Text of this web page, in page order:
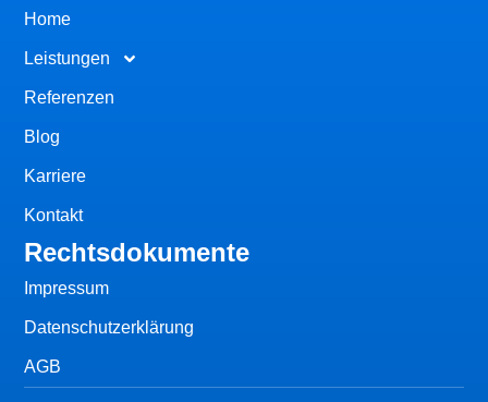
Home
Leistungen
Referenzen
Blog
Karriere
Kontakt
Rechtsdokumente
Impressum
Datenschutzerklärung
AGB